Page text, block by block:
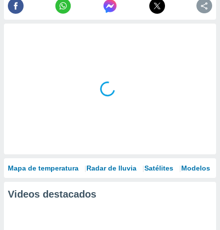
Mapa de temperatura Radar de lluvia Satélites Modelos
Videos destacados